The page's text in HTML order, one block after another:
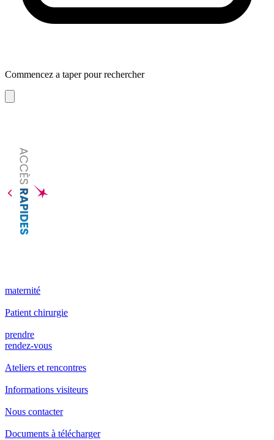
Commencez a taper pour rechercher
maternité
Patient chirurgie
prendre
rendez-vous
Ateliers et rencontres
Informations visiteurs
Nous contacter
Documents à télécharger